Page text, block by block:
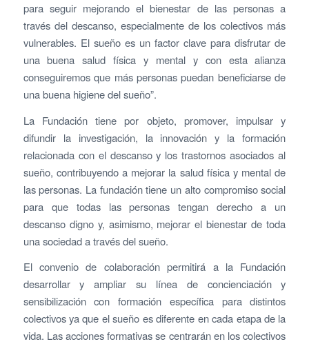
para seguir mejorando el bienestar de las personas a
través del descanso, especialmente de los colectivos más
vulnerables. El sueño es un factor clave para disfrutar de
una buena salud física y mental y con esta alianza
conseguiremos que más personas puedan beneficiarse de
una buena higiene del sueño”.
La Fundación tiene por objeto, promover, impulsar y
difundir la investigación, la innovación y la formación
relacionada con el descanso y los trastornos asociados al
sueño, contribuyendo a mejorar la salud física y mental de
las personas. La fundación tiene un alto compromiso social
para que todas las personas tengan derecho a un
descanso digno y, asimismo, mejorar el bienestar de toda
una sociedad a través del sueño.
El convenio de colaboración permitirá a la Fundación
desarrollar y ampliar su línea de concienciación y
sensibilización con formación específica para distintos
colectivos ya que el sueño es diferente en cada etapa de la
vida. Las acciones formativas se centrarán en los colectivos